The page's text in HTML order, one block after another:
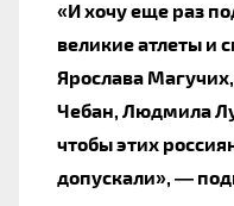
«И хочу еще раз
великие атлеты и
Ярослава
Чебан, Людмила
чтобы этих
допускали», —